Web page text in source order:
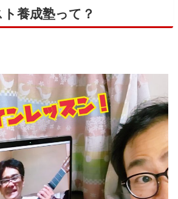
養成塾って？